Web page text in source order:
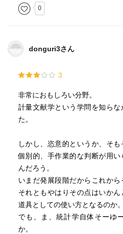
耳にするように、世の中では文
る学問と数学や統計学のような
0
donguri3さん
3
非常におもしろい分野。
計量文献学という学問を知ら
た。
しかし、恣意的というか、そも
個別的、手作業的な判断が用
んだろう。
いまだ発展段階だからこれから
それともやはりその点はいか
道具としての使い方となるのか。
でも、ま、統計学自体そーゆ
か。